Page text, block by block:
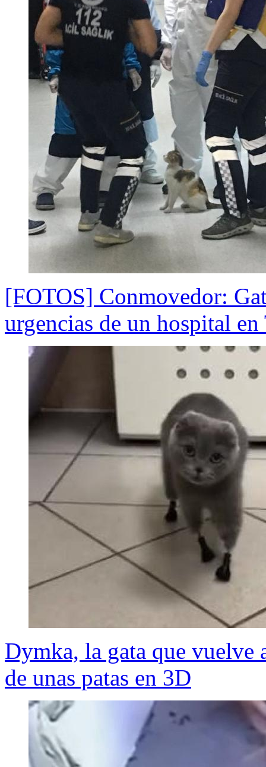
[FOTOS] Conmovedor:
urgencias de un hospital
Dymka, la gata que vuelve
de unas patas en 3D